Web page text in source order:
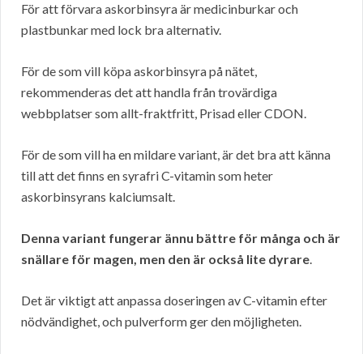
För att förvara askorbinsyra är medicinburkar och
plastbunkar med lock bra alternativ.
För de som vill köpa askorbinsyra på nätet,
rekommenderas det att handla från trovärdiga
webbplatser som allt-fraktfritt, Prisad eller CDON.
För de som vill ha en mildare variant, är det bra att känna
till att det finns en syrafri C-vitamin som heter
askorbinsyrans kalciumsalt.
Denna variant fungerar ännu bättre för många och är
snällare för magen, men den är också lite dyrare.
Det är viktigt att anpassa doseringen av C-vitamin efter
nödvändighet, och pulverform ger den möjligheten.